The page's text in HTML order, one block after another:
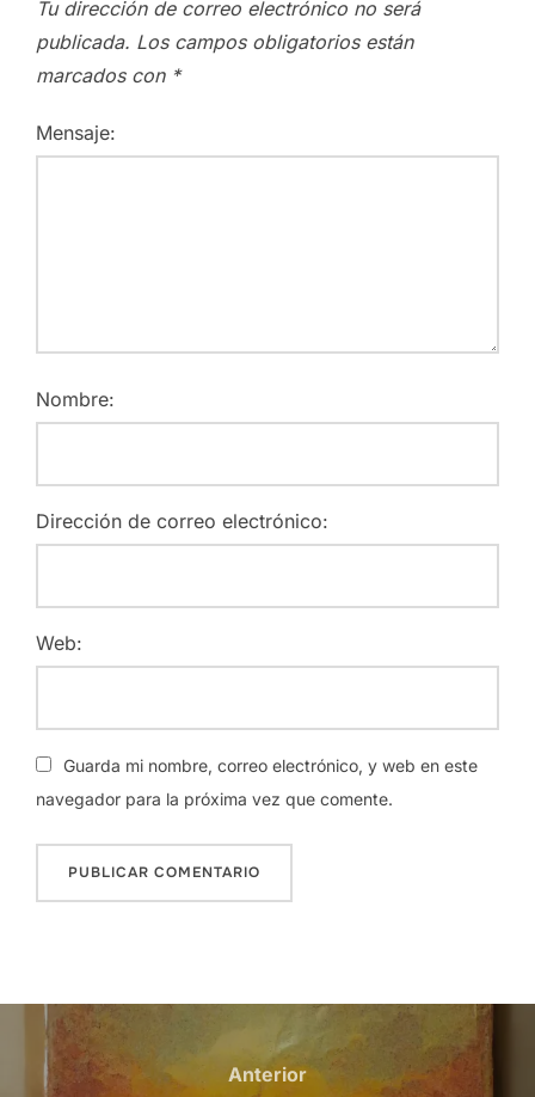
Tu dirección de correo electrónico no será
publicada. Los campos obligatorios están
marcados con *
Mensaje:
Nombre:
Dirección de correo electrónico:
Web:
Guarda mi nombre, correo electrónico, y web en este
navegador para la próxima vez que comente.
Navegación
Anterior
Anterior